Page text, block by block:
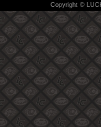
Copyright ©